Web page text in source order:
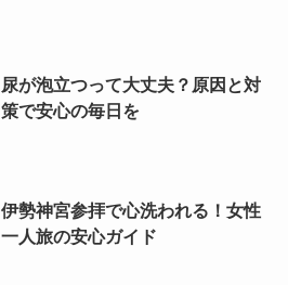
尿が泡立つって大丈夫？原因と対
策で安心の毎日を
伊勢神宮参拝で心洗われる！女性
一人旅の安心ガイド